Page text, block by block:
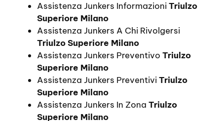
Assistenza Junkers InformazioniTriulzo
Superiore Milano
Assistenza Junkers A Chi Rivolgersi
Triulzo Superiore Milano
Assistenza Junkers Preventivo Triulzo
Superiore Milano
Assistenza Junkers PreventiviTriulzo
Superiore Milano
Assistenza Junkers In Zona Triulzo
Superiore Milano